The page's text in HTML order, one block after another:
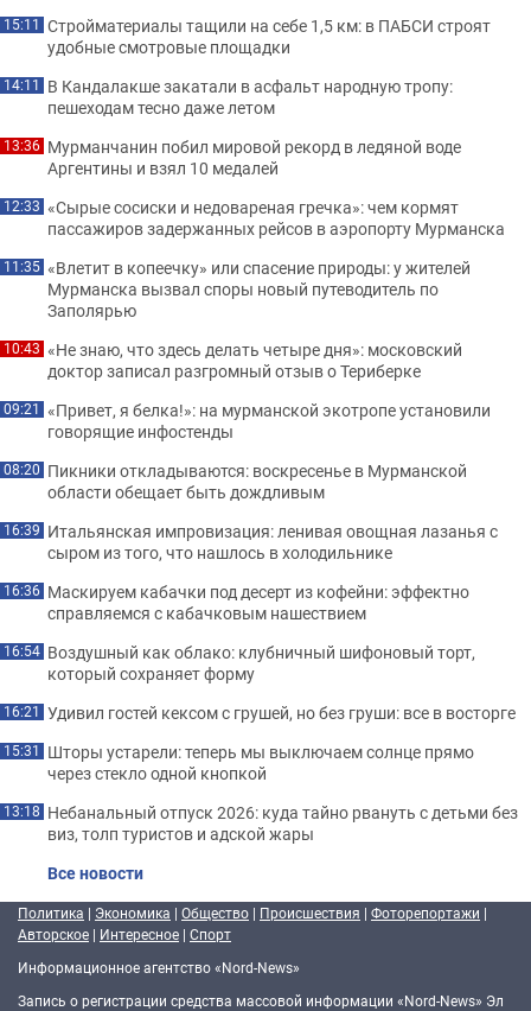
15:11 Стройматериалы тащили на себе 1,5 км: в ПАБСИ строят
удобные смотровые площадки
14:11 В Кандалакше закатали в асфальт народную тропу:
пешеходам тесно даже летом
13:36 Мурманчанин побил мировой рекорд в ледяной воде
Аргентины и взял 10 медалей
12:33 «Сырые сосиски и недовареная гречка»: чем кормят
пассажиров задержанных рейсов в аэропорту Мурманска
11:35 «Влетит в копеечку» или спасение природы: у жителей
Мурманска вызвал споры новый путеводитель по
Заполярью
10:43 «Не знаю, что здесь делать четыре дня»: московский
доктор записал разгромный отзыв о Териберке
09:21 «Привет, я белка!»: на мурманской экотропе установили
говорящие инфостенды
08:20 Пикники откладываются: воскресенье в Мурманской
области обещает быть дождливым
16:39 Итальянская импровизация: ленивая овощная лазанья с
сыром из того, что нашлось в холодильнике
16:36 Маскируем кабачки под десерт из кофейни: эффектно
справляемся с кабачковым нашествием
16:54 Воздушный как облако: клубничный шифоновый торт,
который сохраняет форму
16:21 Удивил гостей кексом с грушей, но без груши: все в восторге
15:31 Шторы устарели: теперь мы выключаем солнце прямо
через стекло одной кнопкой
13:18 Небанальный отпуск 2026: куда тайно рвануть с детьми без
виз, толп туристов и адской жары
Все новости
Политика | Экономика | Общество | Происшествия | Фоторепортажи |
Авторское | Интересное | Спорт
Информационное агентство «Nord-News»
Запись о регистрации средства массовой информации «Nord-News» Эл